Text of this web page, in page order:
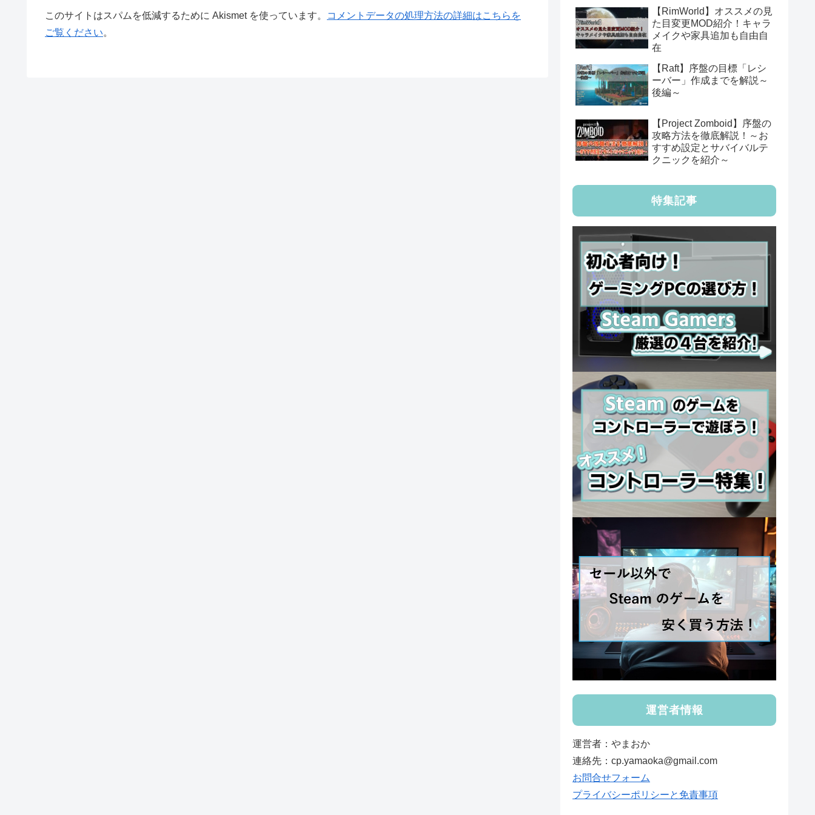
このサイトはスパムを低減するために Akismet を使っています。
コメントデータの処理方法の詳細はこちらを
ご覧ください。
【RimWorld】オススメの見
た目変更MOD紹介！キャラ
メイクや家具追加も自由自
在
【Raft】序盤の目標「レシ
ーバー」作成までを解説～
後編～
【Project Zomboid】序盤の
攻略方法を徹底解説！～お
すすめ設定とサバイバルテ
クニックを紹介～
特集記事
運営者情報
運営者：やまおか
連絡先：cp.yamaoka@gmail.com
お問合せフォーム
プライバシーポリシーと免責事項